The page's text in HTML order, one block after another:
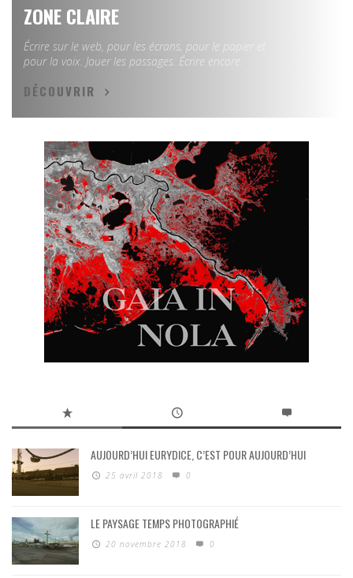
ZONE CLAIRE
Écrire sur le web, pour les écrans, pour le papier et
pour la voix. Jouer les passages. Écrire encore.
DÉCOUVRIR
AUJOURD’HUI EURYDICE, C’EST POUR AUJOURD’HUI
25 avril 2018 0
LE PAYSAGE TEMPS PHOTOGRAPHIÉ
20 novembre 2018 0